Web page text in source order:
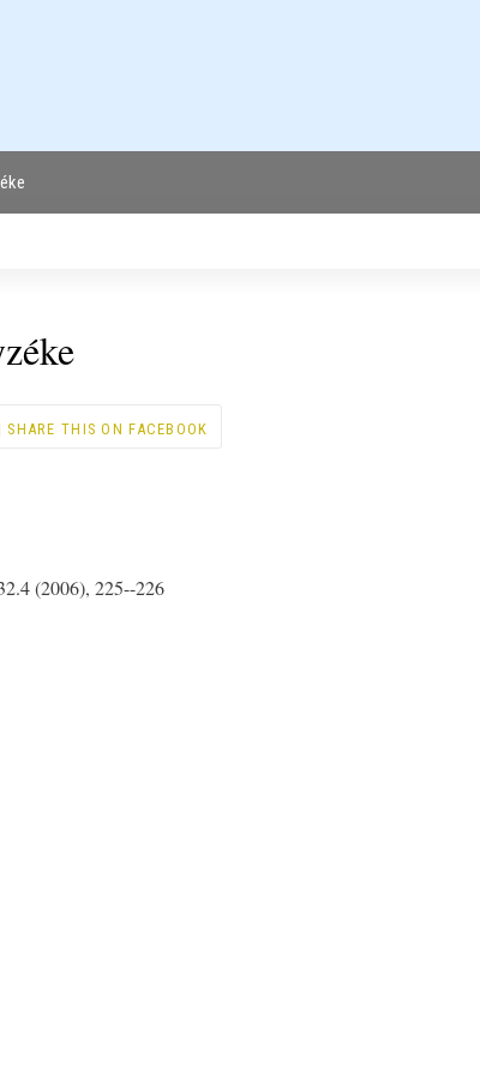
SHARE THIS ON FACEBOOK
(2006), 225--226